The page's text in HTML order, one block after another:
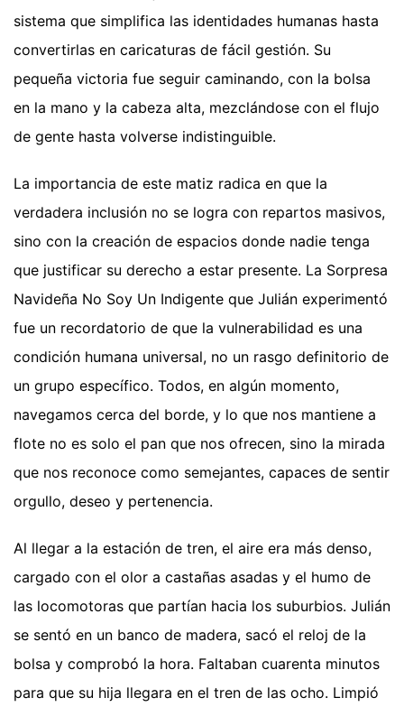
sistema que simplifica las identidades humanas hasta
convertirlas en caricaturas de fácil gestión. Su
pequeña victoria fue seguir caminando, con la bolsa
en la mano y la cabeza alta, mezclándose con el flujo
de gente hasta volverse indistinguible.
La importancia de este matiz radica en que la
verdadera inclusión no se logra con repartos masivos,
sino con la creación de espacios donde nadie tenga
que justificar su derecho a estar presente. La Sorpresa
Navideña No Soy Un Indigente que Julián experimentó
fue un recordatorio de que la vulnerabilidad es una
condición humana universal, no un rasgo definitorio de
un grupo específico. Todos, en algún momento,
navegamos cerca del borde, y lo que nos mantiene a
flote no es solo el pan que nos ofrecen, sino la mirada
que nos reconoce como semejantes, capaces de sentir
orgullo, deseo y pertenencia.
Al llegar a la estación de tren, el aire era más denso,
cargado con el olor a castañas asadas y el humo de
las locomotoras que partían hacia los suburbios. Julián
se sentó en un banco de madera, sacó el reloj de la
bolsa y comprobó la hora. Faltaban cuarenta minutos
para que su hija llegara en el tren de las ocho. Limpió